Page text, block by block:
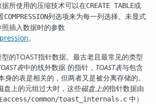
所使用的压缩技术可以在CREATE TABLE或
COMPRESSION列选项来为每一列选择。未显式
插入数据时的参数
。
的TOAST指针数据。最古老且最常见的类型
表中的线外数据 的指针， TOAST表与包含
身的表是相关的，但两者又是被分离存储的。
盘上的元组过大时，这些磁盘上的指针数据由
access/common/toast_internals.c 中）